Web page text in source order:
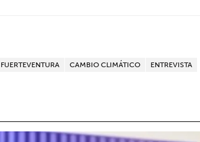
CAMBIO CLIMÁTICO ENTREVISTA